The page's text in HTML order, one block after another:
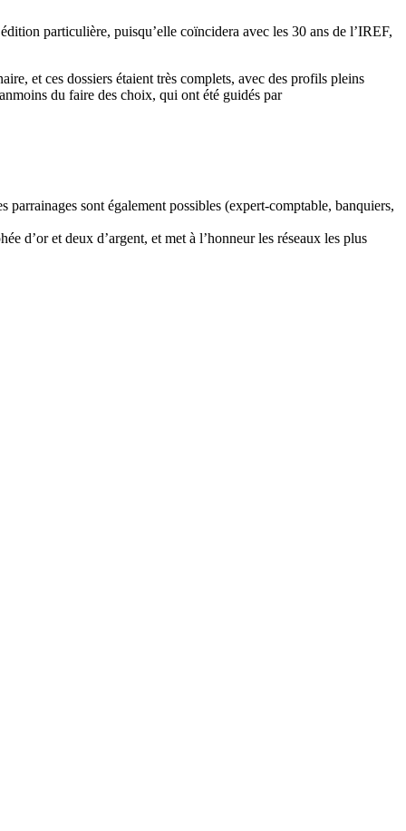
particulière, puisqu’elle coïncidera avec les 30 ans de l’IREF,
et ces dossiers étaient très complets, avec des profils pleins
du faire des choix, qui ont été guidés par
sont également possibles (expert-comptable, banquiers,
d’or et deux d’argent, et met à l’honneur les réseaux les plus